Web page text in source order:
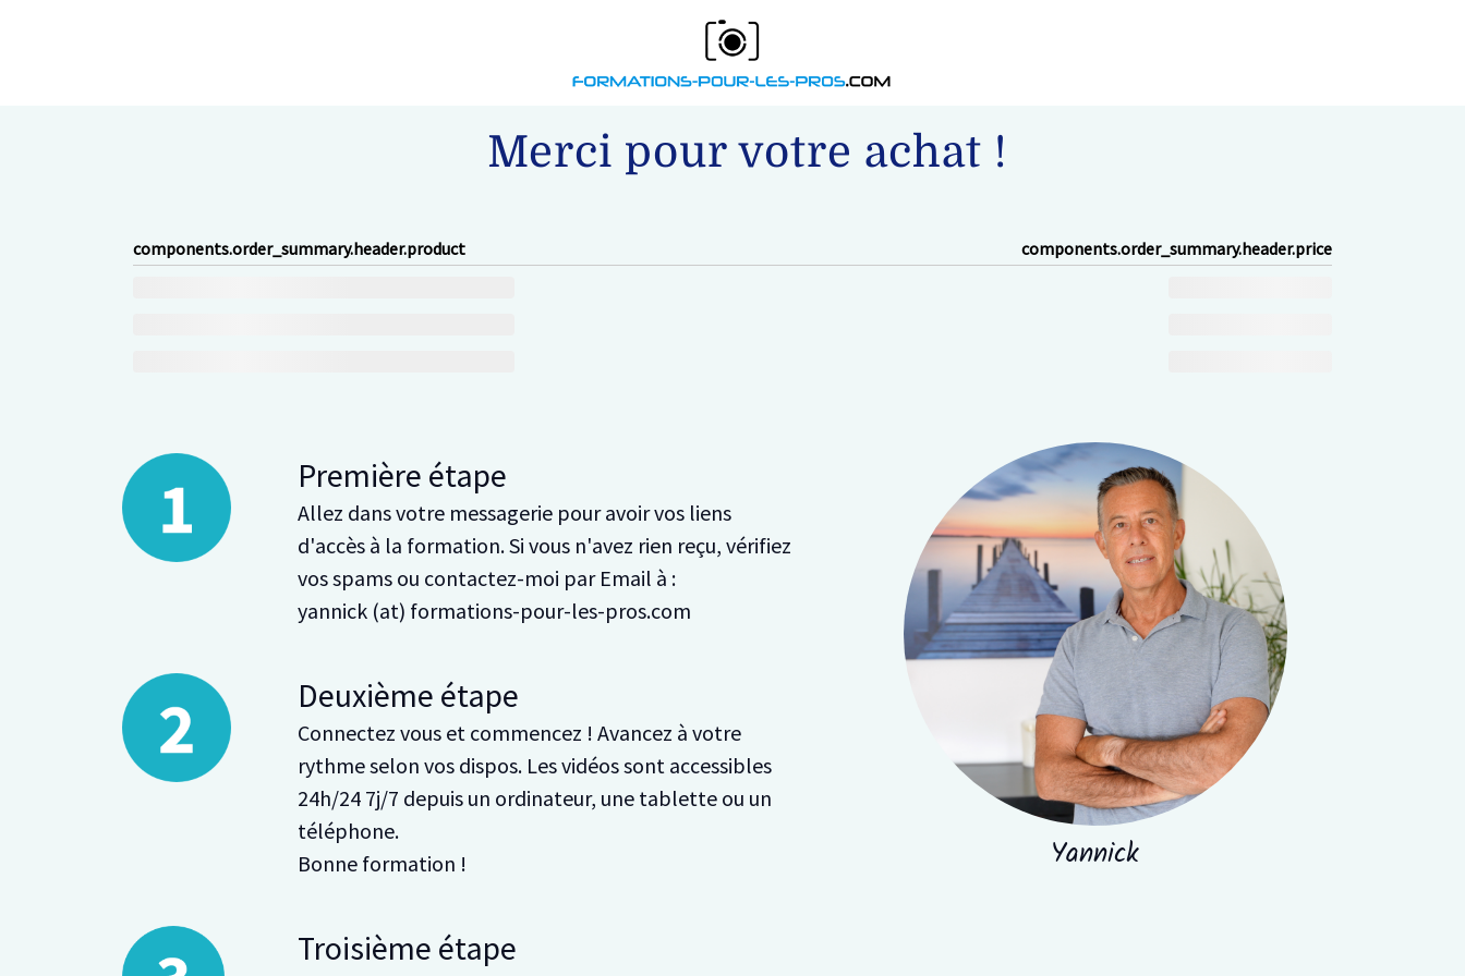
Merci pour votre achat !
components.order_summary.header.product components.order_summary.header.price
Première étape
Allez dans votre messagerie pour avoir vos liens
d'accès à la formation. Si vous n'avez rien reçu, vérifiez
vos spams ou contactez-moi par Email à :
yannick (at) formations-pour-les-pros.com
Deuxième étape
Connectez vous et commencez ! Avancez à votre
rythme selon vos dispos. Les vidéos sont accessibles
24h/24 7j/7 depuis un ordinateur, une tablette ou un
téléphone.
Bonne formation !
Troisième étape
Yannick